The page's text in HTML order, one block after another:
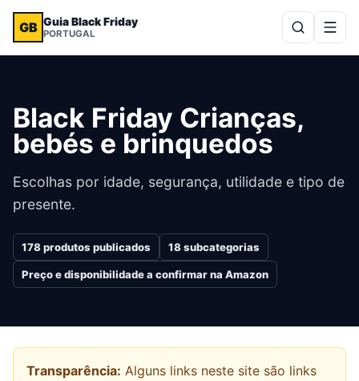
GB Guia Black Friday
PORTUGAL
Black Friday Crianças,
bebés e brinquedos
Escolhas por idade, segurança, utilidade e tipo de
presente.
178produtos publicados 18subcategorias
Preço e disponibilidade a confirmar na Amazon
Transparência: Alguns links neste site são links